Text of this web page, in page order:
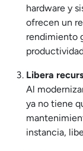
hardware y
ofrecen un
rendimiento
Libera
Al
ya no tiene
instancia,